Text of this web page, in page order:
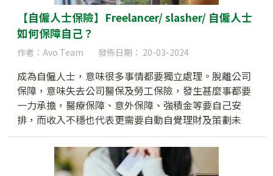
【自僱人士保險】Freelancer/ slasher/ 自僱人士
如何保障自己？
作者：Avo Team 發佈日期： 20-03-2024
成為自僱人士，意味很多事情都要獨立處理。脫離公司
保障，意味失去公司醫保及勞工保險，發生甚麼事都要
一力承擔，醫療保障、意外保障、強積金等要自己安
排，而收入不穩也代表更需要自動自覺理財及策劃未
來。那麼，究竟 freelancer/ slasher/ 自僱人士如何保障
自己？本文將探討一眾沒有固定收入人士應優先考慮甚
麼保險及理財產品，為自己建立完善安全網及理財基